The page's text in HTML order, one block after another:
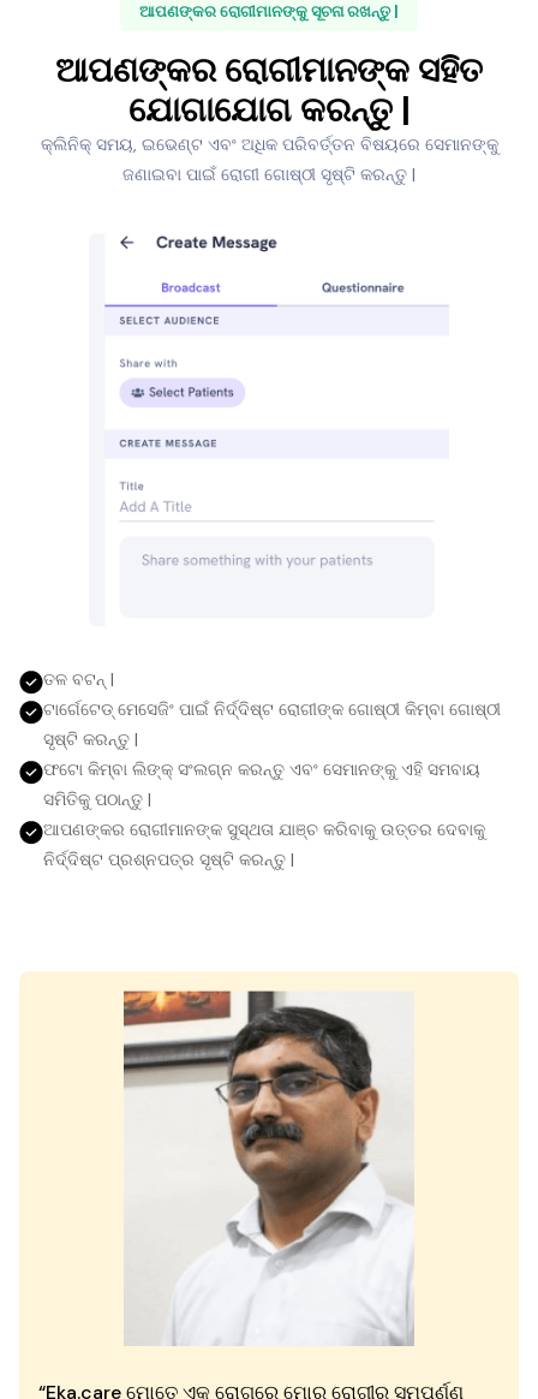
ଆପଣଙ୍କର ରୋଗୀମାନଙ୍କୁ ସୂଚନା ରଖନ୍ତୁ |
ଆପଣଙ୍କର ରୋଗୀମାନଙ୍କ ସହିତ
ଯୋଗାଯୋଗ କରନ୍ତୁ |
କ୍ଲିନିକ୍ ସମୟ, ଇଭେଣ୍ଟ ଏବଂ ଅଧିକ ପରିବର୍ତ୍ତନ ବିଷୟରେ ସେମାନଙ୍କୁ
ଜଣାଇବା ପାଇଁ ରୋଗୀ ଗୋଷ୍ଠୀ ସୃଷ୍ଟି କରନ୍ତୁ |
ତଳ ବଟନ୍ |
ଟାର୍ଗେଟେଡ୍ ମେସେଜିଂ ପାଇଁ ନିର୍ଦ୍ଦିଷ୍ଟ ରୋଗୀଙ୍କ ଗୋଷ୍ଠୀ କିମ୍ବା ଗୋଷ୍ଠୀ
ସୃଷ୍ଟି କରନ୍ତୁ |
ଫଟୋ କିମ୍ବା ଲିଙ୍କ୍ ସଂଲଗ୍ନ କରନ୍ତୁ ଏବଂ ସେମାନଙ୍କୁ ଏହି ସମବାୟ
ସମିତିକୁ ପଠାନ୍ତୁ |
ଆପଣଙ୍କର ରୋଗୀମାନଙ୍କ ସୁସ୍ଥତା ଯାଞ୍ଚ କରିବାକୁ ଉତ୍ତର ଦେବାକୁ
ନିର୍ଦ୍ଦିଷ୍ଟ ପ୍ରଶ୍ନପତ୍ର ସୃଷ୍ଟି କରନ୍ତୁ |
“Eka.care ମୋତେ ଏକ ରୋଗରେ ମୋର ରୋଗୀର ସମ୍ପୂର୍ଣ୍ଣ